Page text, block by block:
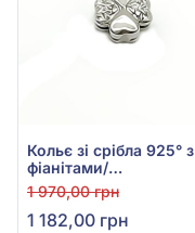
Кольє зі срібла 925° з
фіанітами/
куб.цирконієм, арт.
КЛ2Ф/1049
1 970,00 грн
1 182,00 грн